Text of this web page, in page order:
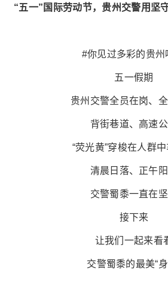
“五一”国际劳动节，贵州交警用坚
#你见过多彩的贵州
五一假期
贵州交警全员在岗、
背街巷道、高速
“荧光黄”穿梭在人群
清晨日落、正午
交警蜀黍一直在
接下来
让我们一起来看
交警蜀黍的最美“身